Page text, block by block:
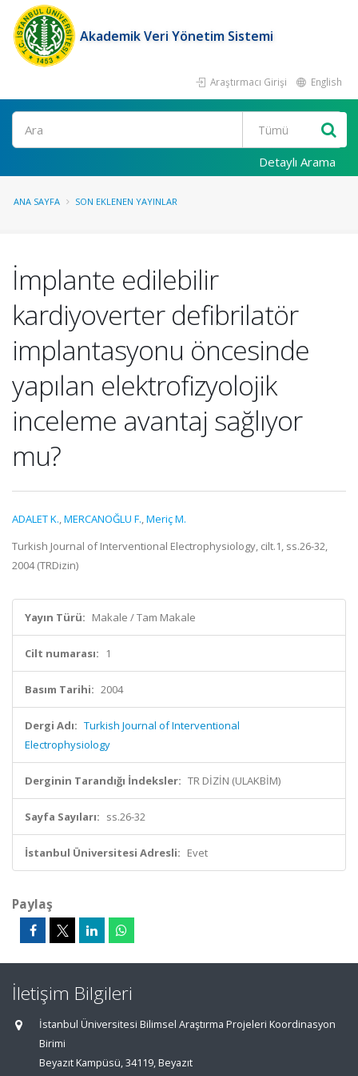
Akademik Veri Yönetim Sistemi
Araştırmacı Girişi English
Ara
Detaylı Arama
ANA SAYFA SON EKLENEN YAYINLAR
İmplante edilebilir
kardiyoverter defibrilatör
implantasyonu öncesinde
yapılan elektrofizyolojik
inceleme avantaj sağlıyor
mu?
ADALET K.,MERCANOĞLU F.,Meriç M.
Turkish Journal of Interventional Electrophysiology, cilt.1, ss.26-32,
2004 (TRDizin)
Yayın Türü: Makale / Tam Makale
Cilt numarası: 1
Basım Tarihi: 2004
Dergi Adı: Turkish Journal of Interventional
Electrophysiology
Derginin Tarandığı İndeksler: TR DİZİN (ULAKBİM)
Sayfa Sayıları: ss.26-32
İstanbul Üniversitesi Adresli: Evet
Paylaş
İletişim Bilgileri
İstanbul Üniversitesi Bilimsel Araştırma Projeleri Koordinasyon
Birimi
Beyazıt Kampüsü, 34119, Beyazıt